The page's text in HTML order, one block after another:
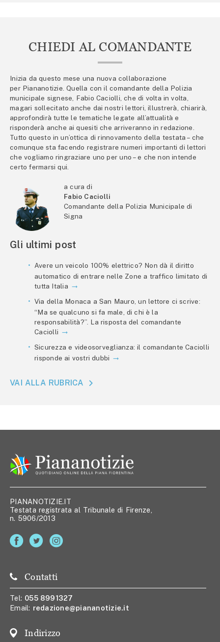
CHIEDI AL COMANDANTE
Inizia da questo mese una nuova collaborazione
per Piananotizie. Quella con il comandante della Polizia
municipale signese, Fabio Caciolli, che di volta in volta,
magari sollecitato anche dai nostri lettori, illustrerà, chiarirà,
approfondirà tutte le tematiche legate all’attualità e
risponderà anche ai quesiti che arriveranno in redazione.
Tutto questo in un’ottica di rinnovamento della testata – che
comunque sta facendo registrare numeri importanti di lettori
che vogliamo ringraziare uno per uno – e che non intende
certo fermarsi qui.
a cura di
Fabio Caciolli
Comandante della Polizia Municipale di
Signa
Gli ultimi post
Avere un veicolo 100% elettrico? Non dà il diritto
automatico di entrare nelle Zone a traffico limitato di
tutta Italia
Via della Monaca a San Mauro, un lettore ci scrive:
“Ma se qualcuno si fa male, di chi è la
responsabilità?”. La risposta del comandante
Caciolli
Sicurezza e videosorveglianza: il comandante Caciolli
risponde ai vostri dubbi
VAI ALLA RUBRICA
PIANANOTIZIE.IT
Testata registrata al Tribunale di Firenze,
n. 5906/2013
Contatti
Tel: 055 8991327
Email: redazione@piananotizie.it
Indirizzo